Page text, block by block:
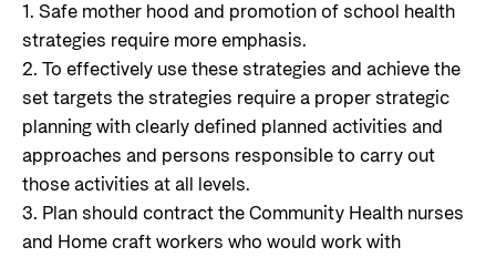
1. Safe mother hood and promotion of school health
strategies require more emphasis.
2. To effectively use these strategies and achieve the
set targets the strategies require a proper strategic
planning with clearly defined planned activities and
approaches and persons responsible to carry out
those activities at all levels.
3. Plan should contract the Community Health nurses
and Home craft workers who would work with